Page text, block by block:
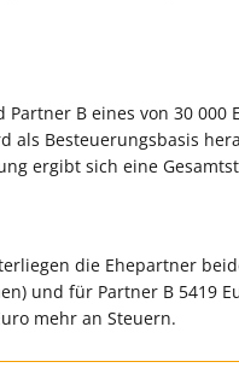
B eines von 30 000
als Besteuerungsbasis
ergibt sich eine
die Ehepartner
und für Partner B 5419
mehr an Steuern.